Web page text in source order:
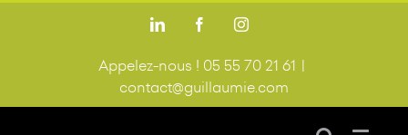
LinkedIn FacebookInstagram
Appelez-nous ! 05 55 70 21 61 |
contact@guillaumie.com